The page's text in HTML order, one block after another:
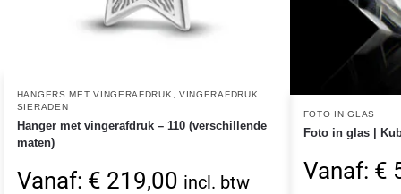
HANGERS MET VINGERAFDRUK
VINGERAFDRUK
SIERADEN
Hanger met vingerafdruk – 110 (verschillende
maten)
Vanaf: € 219,00 incl. btw
FOTO IN GLAS
Foto in glas |
Vanaf: €